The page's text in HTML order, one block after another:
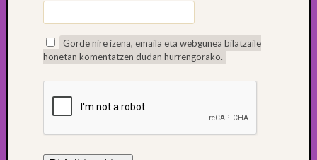
Gorde nire izena, emaila eta webgunea bilatzaile
honetan komentatzen dudan hurrengorako.